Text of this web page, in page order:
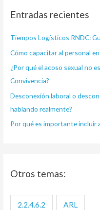
a
p
o
r
:
Entradas recientes
Tiempos Logísticos RNDC:
Cómo capacitar al personal
¿Por qué el acoso sexual no
Convivencia?
Desconexión laboral o
hablando realmente?
Por qué es importante incluir
Otros temas:
2.2.4.6.2 ARL